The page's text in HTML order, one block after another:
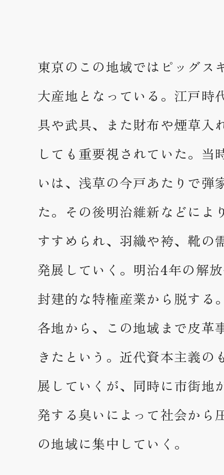
東京のこの地域ではピッグス
大産地となっている。江戸時
具や武具、また財布や煙草入
しても重要視されていた。当
いは、浅草の今戸あたりで弾
た。その後明治維新などによ
すすめられ、羽織や袴、靴の
発展していく。明治4年の解
封建的な特権産業から脱する
各地から、この地域まで皮革
きたという。近代資本主義の
展していくが、同時に市街地
発する臭いによって社会から
の地域に集中していく。